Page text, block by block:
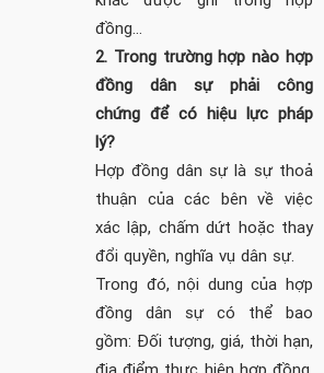
đồng…
2. Trong trường hợp nào hợp
đồng dân sự phải công
chứng để có hiệu lực pháp
lý?
Hợp đồng dân sự là sự thoả
thuận của các bên về việc
xác lập, chấm dứt hoặc thay
đổi quyền, nghĩa vụ dân sự.
Trong đó, nội dung của hợp
đồng dân sự có thể bao
gồm: Đối tượng, giá, thời hạn,